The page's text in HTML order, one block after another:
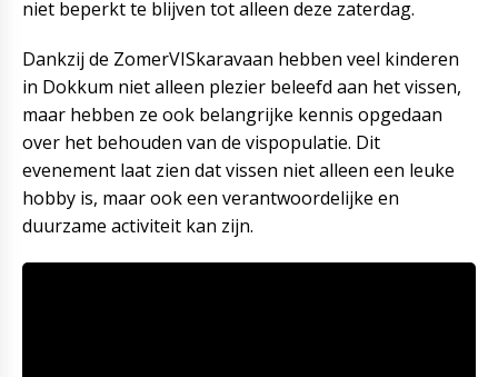
niet beperkt te blijven tot alleen deze zaterdag.
Dankzij de ZomerVISkaravaan hebben veel kinderen
in Dokkum niet alleen plezier beleefd aan het vissen,
maar hebben ze ook belangrijke kennis opgedaan
over het behouden van de vispopulatie. Dit
evenement laat zien dat vissen niet alleen een leuke
hobby is, maar ook een verantwoordelijke en
duurzame activiteit kan zijn.